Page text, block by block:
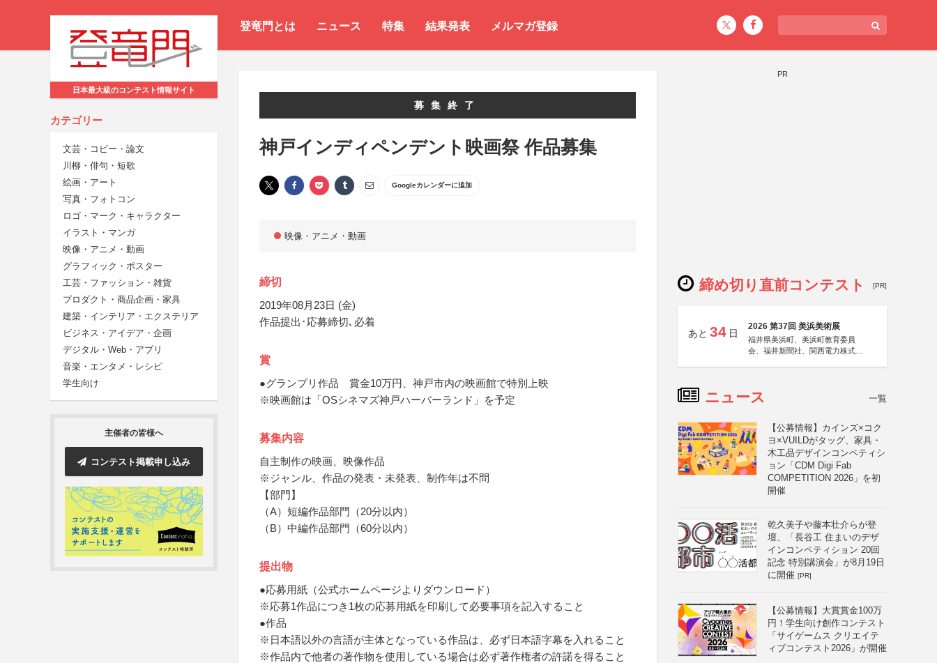
登竜門とは ニュース 特集 結果発表 メルマガ登録
日本最大級のコンテスト情報サイト
カテゴリー
文芸・コピー・論文
川柳・俳句・短歌
絵画・アート
写真・フォトコン
ロゴ・マーク・キャラクター
イラスト・マンガ
映像・アニメ・動画
グラフィック・ポスター
工芸・ファッション・雑貨
プロダクト・商品企画・家具
建築・インテリア・エクステリア
ビジネス・アイデア・企画
デジタル・Web・アプリ
音楽・エンタメ・レシピ
学生向け
主催者の皆様へ
コンテスト掲載申し込み
募集終了
神戸インディペンデント映画祭 作品募集
Googleカレンダーに追加
映像・アニメ・動画
締切
2019年08月23日 (金)
作品提出･応募締切､必着
賞
●グランプリ作品 賞金10万円、神戸市内の映画館で特別上映
※映画館は「OSシネマズ神戸ハーバーランド」を予定
募集内容
自主制作の映画、映像作品
※ジャンル、作品の発表・未発表、制作年は不問
【部門】
（A）短編作品部門（20分以内）
（B）中編作品部門（60分以内）
提出物
●応募用紙（公式ホームページよりダウンロード）
※応募1作品につき1枚の応募用紙を印刷して必要事項を記入すること
●作品
※日本語以外の言語が主体となっている作品は、必ず日本語字幕を入れること
※作品内で他者の著作物を使用している場合は必ず著作権者の許諾を得ること
PR
締め切り直前コンテスト [PR]
あと 34 日
2026 第37回 美浜美術展
福井県美浜町、美浜町教育委員
会、福井新聞社、関西電力株式会
ニュース 一覧
【公募情報】カインズ×コク
ヨ×VUILDがタッグ、家具・
木工品デザインコンペティシ
ョン「CDM Digi Fab
COMPETITION 2026」を初
開催
乾久美子や藤本壮介らが登
壇、「長谷工 住まいのデザ
インコンペティション 20回
記念 特別講演会」が8月19日
に開催 [PR]
【公募情報】大賞賞金100万
円！学生向け創作コンテスト
「サイゲームス クリエイテ
ィブコンテスト2026」が開催